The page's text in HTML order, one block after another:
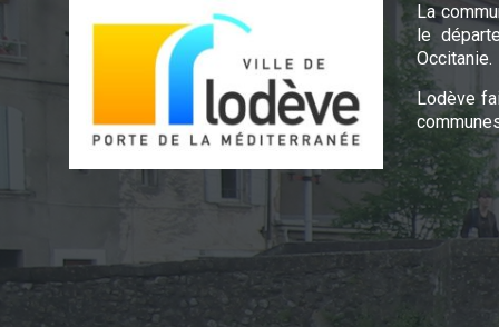
La
le
Occitanie.
Lodève